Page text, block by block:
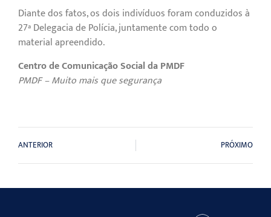
Diante dos fatos, os dois indivíduos foram conduzidos à
27ª Delegacia de Polícia, juntamente com todo o
material apreendido.
Centro de Comunicação Social da PMDF
PMDF – Muito mais que segurança
ANTERIOR PRÓXIMO